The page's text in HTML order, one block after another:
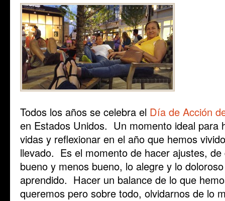
Todos los años se celebra el Día de Acción
en Estados Unidos. Un momento ideal para
vidas y reflexionar en el año que hemos
llevado. Es el momento de hacer ajustes,
bueno y menos bueno, lo alegre y lo
aprendido. Hacer un balance de lo que
queremos pero sobre todo, olvidarnos de lo